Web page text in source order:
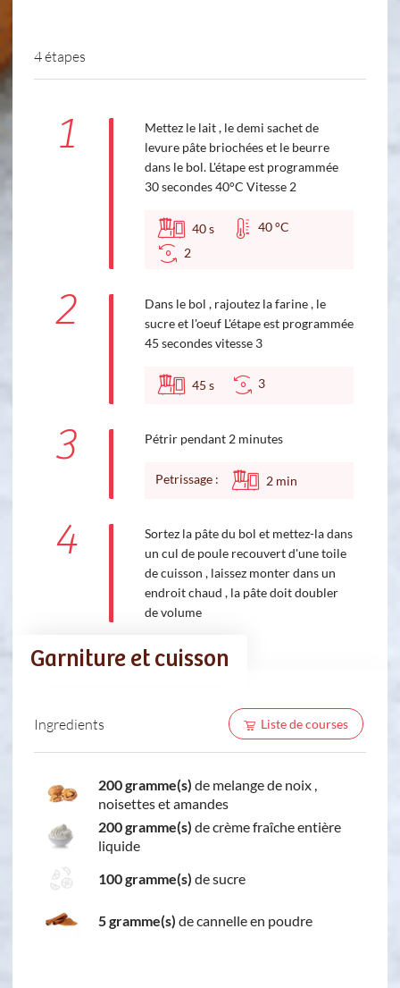
4 étapes
1
Mettez le lait , le demi sachet de
levure pâte briochées et le beurre
dans le bol. L'étape est programmée
30 secondes 40°C Vitesse 2
40s
40 °C
2
2
Dans le bol , rajoutez la farine , le
sucre et l'oeuf L'étape est programmée
45 secondes vitesse 3
45 s 3
3 Pétrir pendant 2 minutes
Petrissage : 2 min
4
Sortez la pâte du bol et mettez-la dans
un cul de poule recouvert d'une toile
de cuisson , laissez monter dans un
endroit chaud , la pâte doit doubler
de volume
Garniture et cuisson
Ingredients Liste de courses
200 gramme(s) de melange de noix ,
noisettes et amandes
200 gramme(s) de crème fraîche entière
liquide
100 gramme(s) de sucre
5 gramme(s) de cannelle en poudre